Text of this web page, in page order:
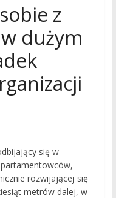
z
dużym
się w
rozwijającej się
metrów dalej, w